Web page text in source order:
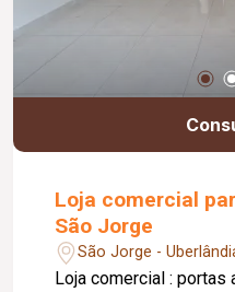
Loja comercial
São Jorge
São Jorge -
Loja comercial : portas